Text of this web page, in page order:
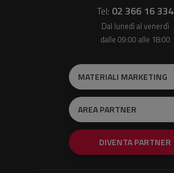
Tel: 02 366 16 334
Dal lunedì al venerdì
dalle 09:00 alle 18:00
MATERIALI MARKETING
AREA PARTNER
DIVENTA PARTNER